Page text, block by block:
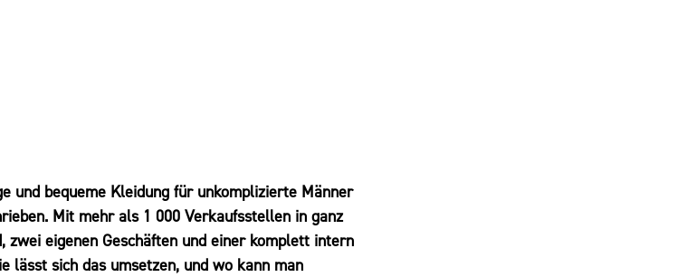
und bequeme Kleidung für unkomplizierte Männer
Mit mehr als 1 000 Verkaufsstellen in ganz
zwei eigenen Geschäften und einer komplett intern
lässt sich das umsetzen, und wo kann man